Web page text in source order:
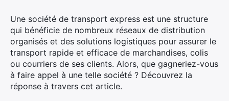
Une société de transport express est une structure
qui bénéficie de nombreux réseaux de distribution
organisés et des solutions logistiques pour assurer le
transport rapide et efficace de marchandises, colis
ou courriers de ses clients. Alors, que gagneriez-vous
à faire appel à une telle société ? Découvrez la
réponse à travers cet article.